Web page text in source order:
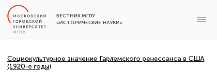
ВЕСТНИК МГПУ
«ИСТОРИЧЕСКИЕ НАУКИ»
Социокультурное значение Гарлемского ренессанса в США
(1920-е годы)